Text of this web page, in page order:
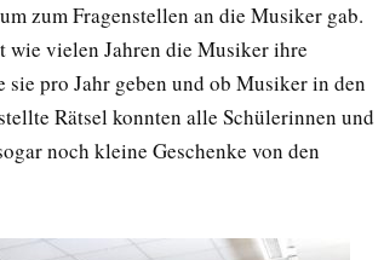
zum Fragenstellen an die Musiker gab.
wie vielen Jahren die Musiker ihre
pro Jahr geben und ob Musiker in den
Rätsel konnten alle Schülerinnen und
noch kleine Geschenke von den